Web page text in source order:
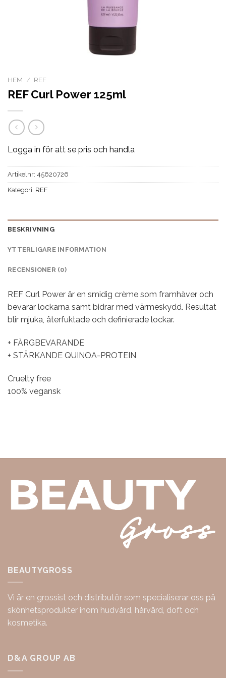
HEM / REF
REF Curl Power 125ml
Logga in för att se pris och handla
Artikelnr: 45620726
Kategori: REF
BESKRIVNING
YTTERLIGARE INFORMATION
RECENSIONER (0)
REF Curl Power är en smidig crème som framhäver och
bevarar lockarna samt bidrar med värmeskydd. Resultat
blir mjuka, återfuktade och definierade lockar.
+ FÄRGBEVARANDE
+ STÄRKANDE QUINOA-PROTEIN
Cruelty free
100% vegansk
BEAUTYGROSS
Vi är en grossist och distributör som specialiserar oss på
skönhetsprodukter inom hudvård, hårvård, doft och
kosmetika.
D&A GROUP AB